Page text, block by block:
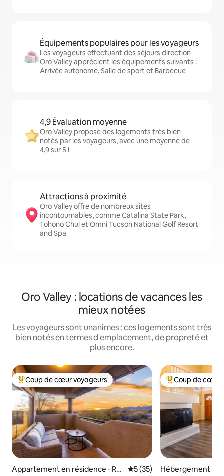
Équipements populaires pour les voyageurs
Les voyageurs effectuant des séjours direction
Oro Valley apprécient les équipements suivants :
Arrivée autonome, Salle de sport et Barbecue
4,9 Évaluation moyenne
Oro Valley propose des logements très bien
notés par les voyageurs, avec une moyenne de
4,9 sur 5 !
Attractions à proximité
Oro Valley offre de nombreux sites
incontournables, comme Catalina State Park,
Tohono Chul et Omni Tucson National Golf Resort
and Spa
Oro Valley : locations de vacances les
mieux notées
Les voyageurs sont unanimes : ces logements sont très
bien notés en termes d'emplacement, de propreté et
plus encore.
Coups de cœur voyageurs les plus appréciés
Coup de cœur voyageurs
Appartement en résidence ⋅ Ra
Évaluation moyenne sur la
5 (35)
Coups de cœur
Coup de cœur
Hébergement ⋅